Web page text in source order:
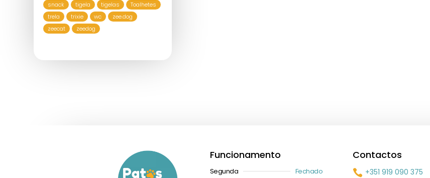
snack
tigela tigelas
Toalhetes
trela
trixie wc
zee.dog
zeecat
zeedog
Funcionamento
Segunda Fechado
Contactos
 +351 919 090 375